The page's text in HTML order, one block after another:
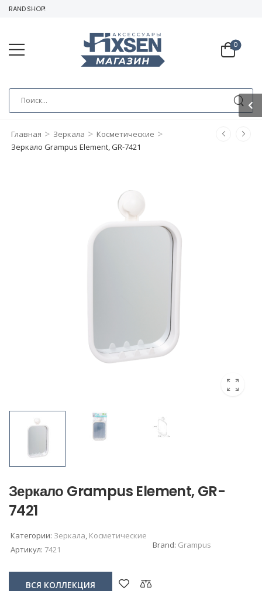
SHOP!
0
Главная > Зеркала > Косметические >
Зеркало Grampus Element, GR-7421
Зеркало Grampus Element, GR-
7421
Категории: Зеркала, Косметические
Артикул: 7421 Brand: Grampus
ВСЯ КОЛЛЕКЦИЯ